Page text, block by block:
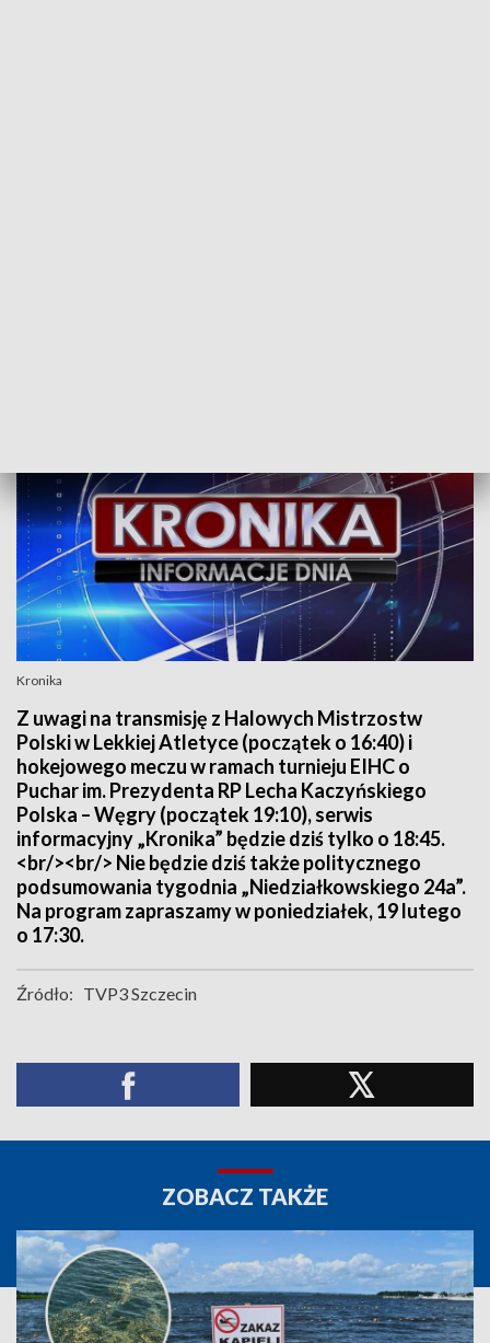
Kronika
Z uwagi na transmisję z Halowych Mistrzostw
Polski w Lekkiej Atletyce (początek o 16:40) i
hokejowego meczu w ramach turnieju EIHC o
Puchar im. Prezydenta RP Lecha Kaczyńskiego
Polska – Węgry (początek 19:10), serwis
informacyjny „Kronika” będzie dziś tylko o 18:45.
<br/><br/> Nie będzie dziś także politycznego
podsumowania tygodnia „Niedziałkowskiego 24a”.
Na program zapraszamy w poniedziałek, 19 lutego
o 17:30.
Źródło: TVP3 Szczecin
ZOBACZ TAKŻE